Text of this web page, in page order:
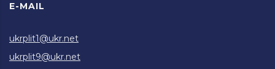
E-MAIL
ukrplit1@ukr.net
ukrplit9@ukr.net